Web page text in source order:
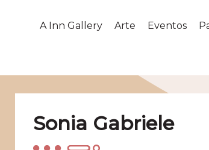
A Inn Gallery Arte Eventos
Sonia Gabriele